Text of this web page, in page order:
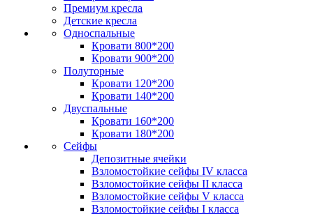
Премиум кресла
Детские кресла
Односпальные
Кровати 800*200
Кровати 900*200
Полуторные
Кровати 120*200
Кровати 140*200
Двуспальные
Кровати 160*200
Кровати 180*200
Сейфы
Депозитные ячейки
Взломостойкие сейфы IV класса
Взломостойкие сейфы II класса
Взломостойкие сейфы V класса
Взломостойкие сейфы I класса